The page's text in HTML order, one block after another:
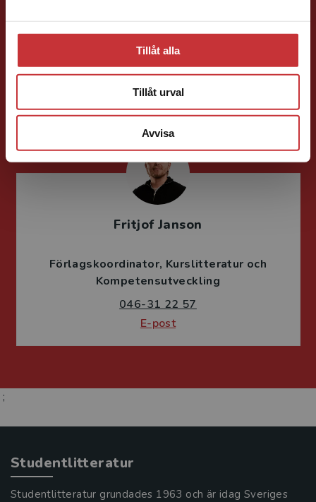
Tillåt alla
Tillåt urval
Avvisa
Ekonomi Forskningsmetodik
och vetenskapsteori
046-31 21 66
E-post
Fritjof Janson
Förlagskoordinator Kurslitteratur och
Kompetensutveckling
046-31 22 57
E-post
;
Studentlitteratur
Studentlitteratur grundades 1963 och är idag Sveriges